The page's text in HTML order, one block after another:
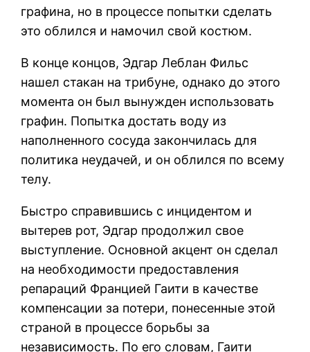
графина, но в процессе попытки сделать
это облился и намочил свой костюм.
В конце концов, Эдгар Леблан Фильс
нашел стакан на трибуне, однако до этого
момента он был вынужден использовать
графин. Попытка достать воду из
наполненного сосуда закончилась для
политика неудачей, и он облился по всему
телу.
Быстро справившись с инцидентом и
вытерев рот, Эдгар продолжил свое
выступление. Основной акцент он сделал
на необходимости предоставления
репараций Францией Гаити в качестве
компенсации за потери, понесенные этой
страной в процессе борьбы за
независимость. По его словам, Гаити